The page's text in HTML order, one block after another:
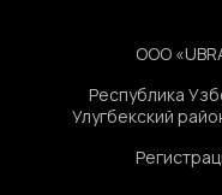
ООО
Республика
Улугбекский